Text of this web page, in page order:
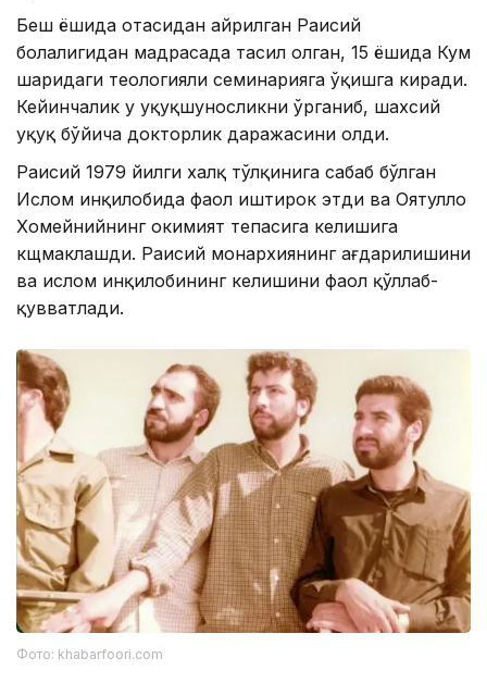
Беш ёшида отасидан айрилган Раисий
болалигидан мадрасада таҳсил олган, 15 ёшида Кум
шаҳридаги теологияли семинарияга ўқишга киради.
Кейинчалик у ҳуқуқшуносликни ўрганиб, шахсий
ҳуқуқ бўйича докторлик даражасини олди.
Раисий 1979 йилги халқ тўлқинига сабаб бўлган
Ислом инқилобида фаол иштирок этди ва Оятуллоҳ
Хомейнийнинг ҳокимият тепасига келишига
кщмаклашди. Раисий монархиянинг ағдарилишини
ва ислом инқилобининг келишини фаол қўллаб-
қувватлади.
Фото: khabarfoori.com